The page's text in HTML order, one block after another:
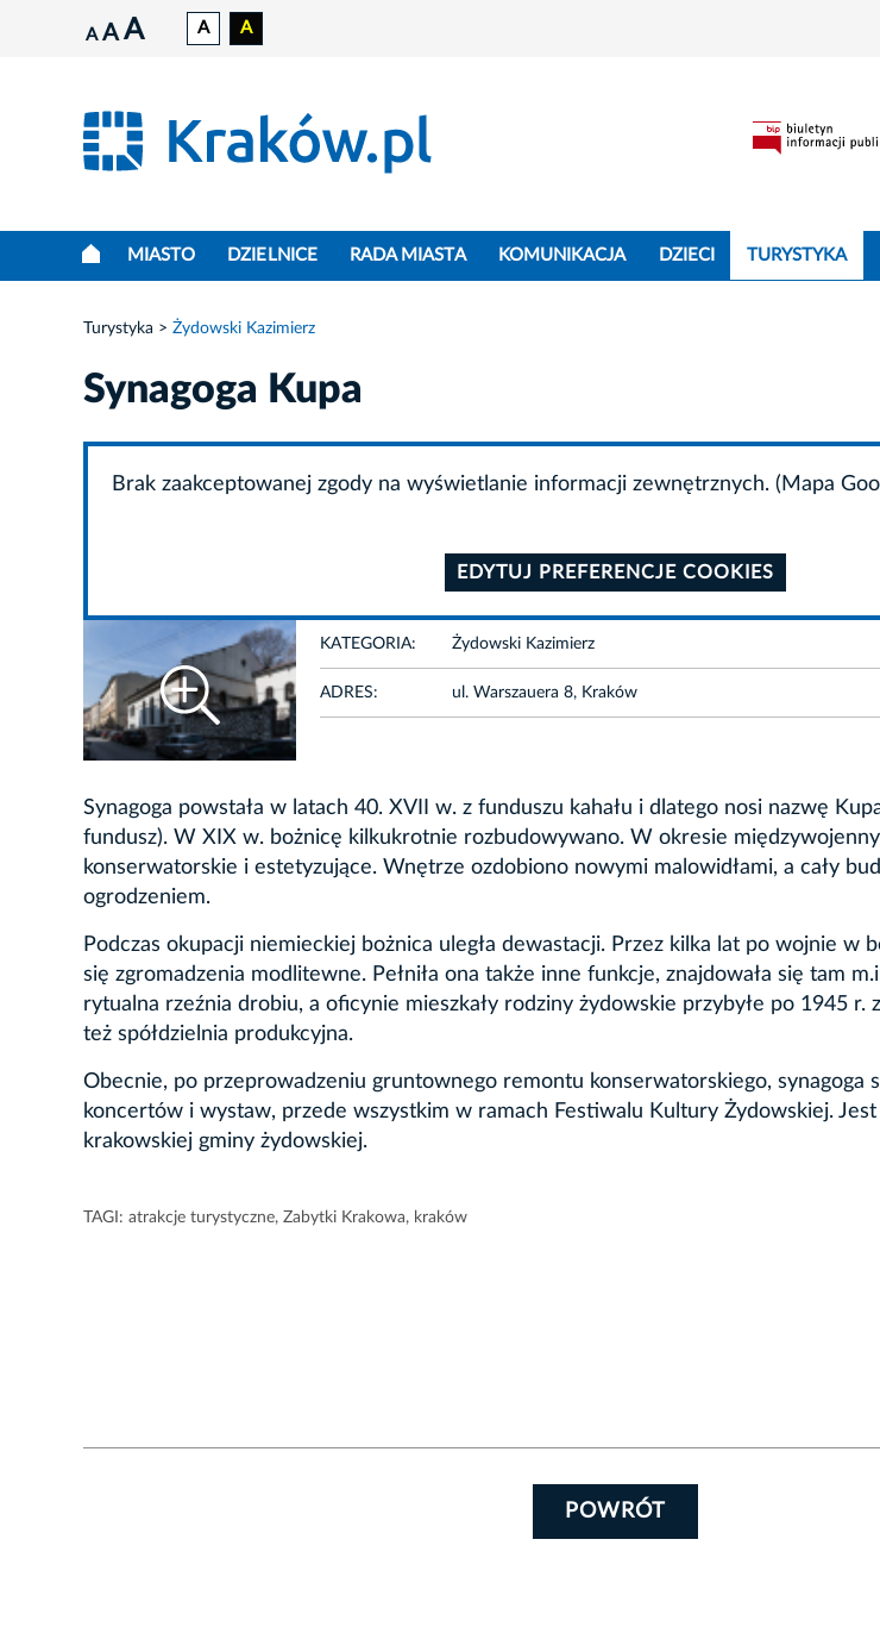
A A A A A
MIASTO DZIELNICE RADA MIASTA KOMUNIKACJA DZIECI TURYSTYKA
Turystyka Żydowski Kazimierz
Synagoga Kupa
Brak zaakceptowanej zgody na wyświetlanie informacji zewnętrznych. (Mapa
EDYTUJ PREFERENCJE COOKIES
KATEGORIA: Żydowski Kazimierz
ADRES: ul. Warszauera 8, Kraków
Synagoga powstała w latach 40. XVII w. z funduszu kahału i dlatego nosi nazwę
fundusz). W XIX w. bożnicę kilkukrotnie rozbudowywano. W okresie
konserwatorskie i estetyzujące. Wnętrze ozdobiono nowymi malowidłami, a cały
ogrodzeniem.
Podczas okupacji niemieckiej bożnica uległa dewastacji. Przez kilka lat po wojnie w
się zgromadzenia modlitewne. Pełniła ona także inne funkcje, znajdowała się tam
rytualna rzeźnia drobiu, a oficynie mieszkały rodziny żydowskie przybyłe po 1945 r.
też spółdzielnia produkcyjna.
Obecnie, po przeprowadzeniu gruntownego remontu konserwatorskiego, synagoga
koncertów i wystaw, przede wszystkim w ramach Festiwalu Kultury Żydowskiej. Jest
krakowskiej gminy żydowskiej.
TAGI: atrakcje turystyczne, Zabytki Krakowa, kraków
POWRÓT